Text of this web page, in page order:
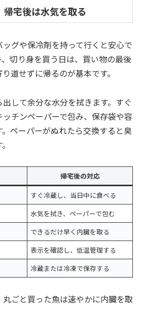
宅後は水気を取る
グや保冷剤を持って行くと安心で
切り身を買う日は、買い物の最後
道せずに帰るのが基本です。
して余分な水分を拭きます。すぐ
チンペーパーで包み、保存袋や容
ペーパーがぬれたら交換すると臭
帰宅後の対応
すぐ冷蔵し、当日中に食べる
水気を拭き、ペーパーで包む
できるだけ早く内臓を取る
表示を確認し、低温管理する
冷蔵または冷凍で保存する
ごと買った魚は速やかに内臓を取